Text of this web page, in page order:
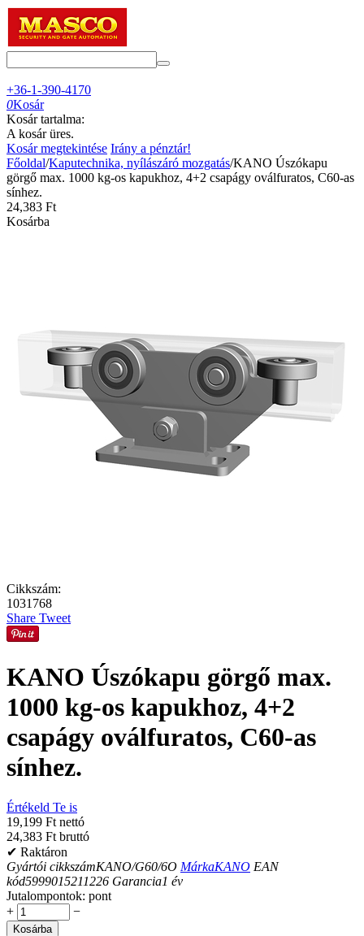
+36-1-390-4170
0Kosár
Kosár tartalma:
A kosár üres.
Kosár megtekintése Irány a pénztár!
Főoldal/Kaputechnika, nyílászáró mozgatás/KANO Úszókapu
görgő max. 1000 kg-os kapukhoz, 4+2 csapágy oválfuratos, C60-as
sínhez.
24,383 Ft
Kosárba
Cikkszám:
1031768
Share Tweet
KANO Úszókapu görgő max.
1000 kg-os kapukhoz, 4+2
csapágy oválfuratos, C60-as
sínhez.
Értékeld Te is
19,199 Ft nettó
24,383 Ft bruttó
✔ Raktáron
Gyártói cikkszámKANO/G60/6O MárkaKANO EAN
kód5999015211226 Garancia1 év
Jutalompontok: pont
+
−
Kosárba